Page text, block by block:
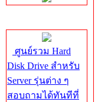
ศูนย์รวม Hard
Disk Drive สำหรับ
Server รุ่นต่าง ๆ
สอบถามได้ทันทีที่